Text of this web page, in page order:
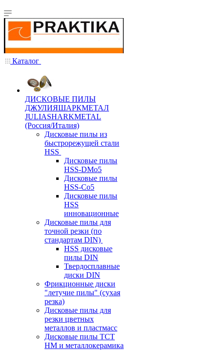
Каталог
ДИСКОВЫЕ ПИЛЫ
ДЖУЛИЯШАРКМЕТАЛ
JULIASHARKMETAL
(Россия/Италия)
Дисковые пилы из
быстрорежущей стали
HSS
Дисковые пилы
HSS-DMo5
Дисковые пилы
HSS-Co5
Дисковые пилы
HSS
инновационные
Дисковые пилы для
точной резки (по
стандартам DIN)
HSS дисковые
пилы DIN
Твердосплавные
диски DIN
Фрикционные диски
"летучие пилы" (сухая
резка)
Дисковые пилы для
резки цветных
металлов и пластмасс
Дисковые пилы ТСТ
НМ и металлокерамика